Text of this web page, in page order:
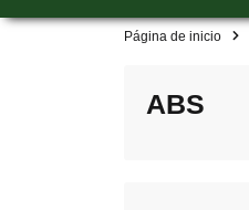
Página de inicio
ABS